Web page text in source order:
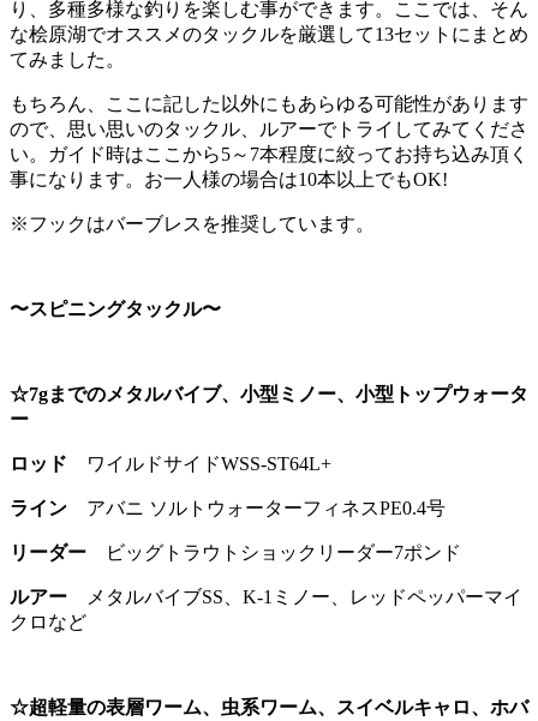
り、多種多様な釣りを楽しむ事ができます。ここでは、そん
な桧原湖でオススメのタックルを厳選して13セットにまとめ
てみました。
もちろん、ここに記した以外にもあらゆる可能性があります
ので、思い思いのタックル、ルアーでトライしてみてくださ
い。ガイド時はここから5～7本程度に絞ってお持ち込み頂く
事になります。お一人様の場合は10本以上でもOK!
※フックはバーブレスを推奨しています。
〜スピニングタックル〜
☆7gまでのメタルバイブ、小型ミノー、小型トップウォータ
ー
ロッド ワイルドサイドWSS-ST64L+
ライン アバニ ソルトウォーターフィネスPE0.4号
リーダー ビッグトラウトショックリーダー7ポンド
ルアー
メタルバイブSS、K-1ミノー、レッドペッパーマイ
クロなど
☆超軽量の表層ワーム、虫系ワーム、スイベルキャロ、ホバ